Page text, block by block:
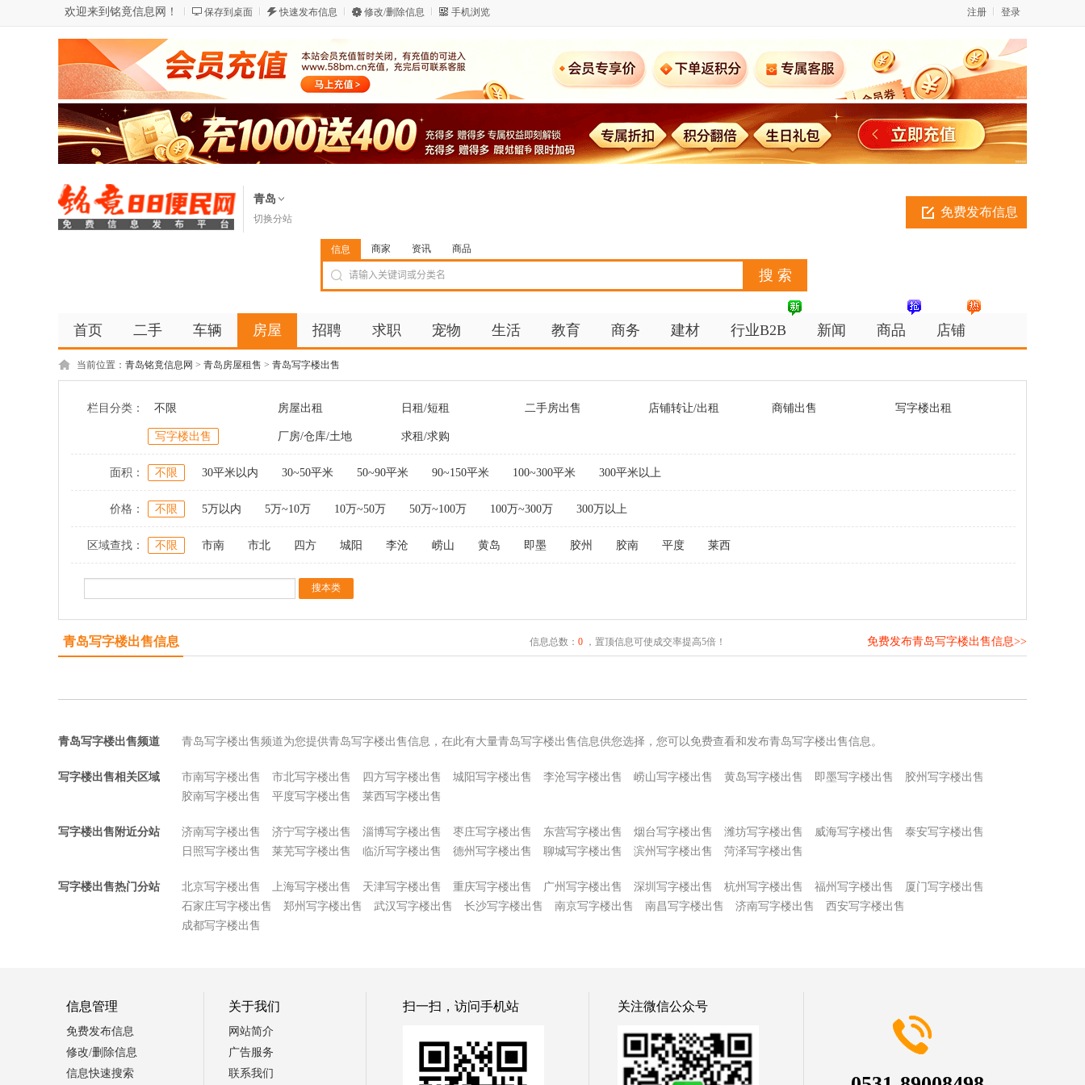
欢迎来到铭竟信息网！ 保存到桌面 快速发布信息 修改/删除信息 手机浏览 登录
注册
青岛
切换分站 免费发布信息
信息 商家 资讯 商品
首页 二手 车辆 房屋 招聘 求职 宠物 生活 教育 商务 建材 行业B2B 新闻 商品 店铺
当前位置： 青岛铭竟信息网 > 青岛房屋租售 > 青岛写字楼出售
栏目分类： 不限 房屋出租 日租/短租 二手房出售 店铺转让/出租 商铺出售 写字楼出租
写字楼出售 厂房/仓库/土地 求租/求购
面积： 不限 30平米以内 30~50平米 50~90平米 90~150平米 100~300平米 300平米以上
价格： 不限 5万以内 5万~10万 10万~50万 50万~100万 100万~300万 300万以上
区域查找： 不限 市南 市北 四方 城阳 李沧 崂山 黄岛 即墨 胶州 胶南 平度 莱西
青岛写字楼出售信息 信息总数： 0，置顶信息可使成交率提高5倍！ 免费发布青岛写字楼出售信息>>
青岛写字楼出售频道 青岛写字楼出售频道为您提供青岛写字楼出售信息，在此有大量青岛写字楼出售信息供您选择，您可以免费查看和发布青岛写字楼出售信息。
写字楼出售相关区域 市南写字楼出售 市北写字楼出售 四方写字楼出售 城阳写字楼出售 李沧写字楼出售 崂山写字楼出售 黄岛写字楼出售 即墨写字楼出售
胶州写字楼出售
胶南写字楼出售
平度写字楼出售 莱西写字楼出售
写字楼出售附近分站 济南写字楼出售 济宁写字楼出售 淄博写字楼出售 枣庄写字楼出售 东营写字楼出售 烟台写字楼出售 潍坊写字楼出售 威海写字楼出售
泰安写字楼出售
日照写字楼出售
莱芜写字楼出售 临沂写字楼出售 德州写字楼出售 聊城写字楼出售 滨州写字楼出售 菏泽写字楼出售
写字楼出售热门分站 北京写字楼出售 上海写字楼出售 天津写字楼出售 重庆写字楼出售 广州写字楼出售 深圳写字楼出售 杭州写字楼出售 福州写字楼出售
厦门写字楼出售
石家庄写字楼出售
郑州写字楼出售 武汉写字楼出售 长沙写字楼出售 南京写字楼出售 南昌写字楼出售 济南写字楼出售
西安写字楼出售
成都写字楼出售
信息管理
免费发布信息
修改/删除信息
信息快速搜索
关于我们
网站简介
广告服务
联系我们
扫一扫，访问手机站 关注微信公众号